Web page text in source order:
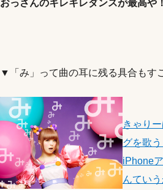
おっさんのキレキレダンスが最高や
▼「み」って曲の耳に残る具合もす
きゃり
グを歌
iPhone
んてい